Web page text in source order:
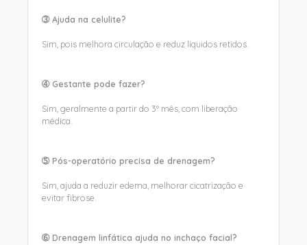
➂ Ajuda na celulite?
Sim, pois melhora circulação e reduz líquidos retidos.
➃ Gestante pode fazer?
Sim, geralmente a partir do 3º mês, com liberação
médica.
➄ Pós-operatório precisa de drenagem?
Sim, ajuda a reduzir edema, melhorar cicatrização e
evitar fibrose.
➅ Drenagem linfática ajuda no inchaço facial?